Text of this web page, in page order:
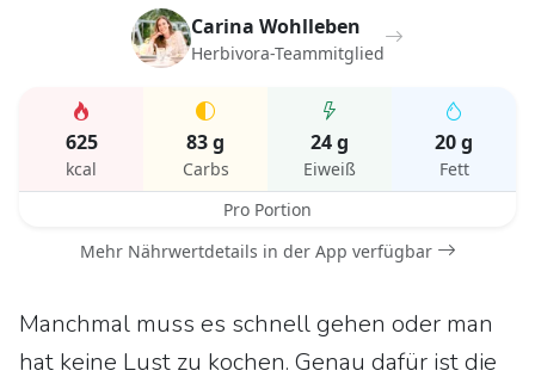
Carina Wohlleben
Herbivora-Teammitglied
625
kcal
83 g
Carbs
24 g
Eiweiß
20 g
Fett
Pro Portion
Mehr Nährwertdetails in der App verfügbar
Manchmal muss es schnell gehen oder man
hat keine Lust zu kochen. Genau dafür ist die